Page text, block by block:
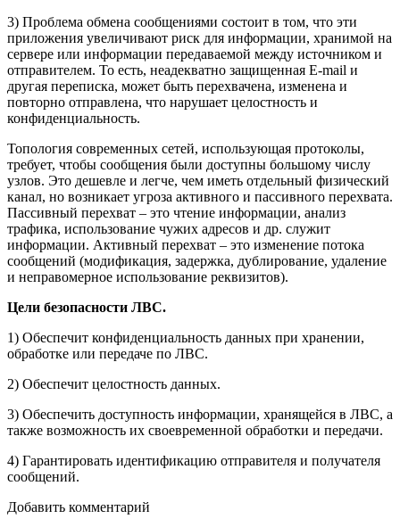
3) Проблема обмена сообщениями состоит в том, что эти
приложения увеличивают риск для информации, хранимой на
сервере или информации передаваемой между источником и
отправителем. То есть, неадекватно защищенная E-mail и
другая переписка, может быть перехвачена, изменена и
повторно отправлена, что нарушает целостность и
конфиденциальность.
Топология современных сетей, использующая протоколы,
требует, чтобы сообщения были доступны большому числу
узлов. Это дешевле и легче, чем иметь отдельный физический
канал, но возникает угроза активного и пассивного перехвата.
Пассивный перехват – это чтение информации, анализ
трафика, использование чужих адресов и др. служит
информации. Активный перехват – это изменение потока
сообщений (модификация, задержка, дублирование, удаление
и неправомерное использование реквизитов).
Цели безопасности ЛВС.
1) Обеспечит конфиденциальность данных при хранении,
обработке или передаче по ЛВС.
2) Обеспечит целостность данных.
3) Обеспечить доступность информации, хранящейся в ЛВС, а
также возможность их своевременной обработки и передачи.
4) Гарантировать идентификацию отправителя и получателя
сообщений.
Добавить комментарий